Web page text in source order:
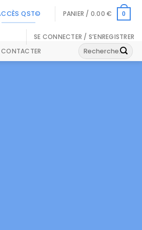
QST© PANIER / 0.00 € 0
SE CONNECTER / S’ENREGISTRER
Recherche
pour :